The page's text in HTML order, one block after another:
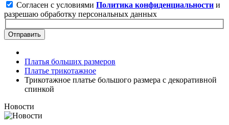
Согласен с условиями Политика конфиденциальности и
разрешаю обработку персональных данных
Отправить
Платья больших размеров
Платье трикотажное
Трикотажное платье большого размера с декоративной
спинкой
Новости